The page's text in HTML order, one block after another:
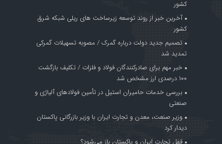
کشور
آخرین خبر از روند توسعه زیرساخت های ریلی شبکه شرق
کشور
تصمیم جدید دولت درباره گمرک / مصوبه تسهیلات گمرکی
تمدید شد
خبر مهم برای صادرکنندگان فولاد و فلزات / تکلیف بازگشت
۱۰۰ درصدی ارز مشخص شد
بررسی خدمات حامیران استیل در تأمین فولادهای آلیاژی و
صنعتی
وزیر صنعت، معدن و تجارت ایران با وزیر بازرگانی پاکستان
دیدار کرد
قفل تجارت ایران و پاکستان باز می‌شود؟